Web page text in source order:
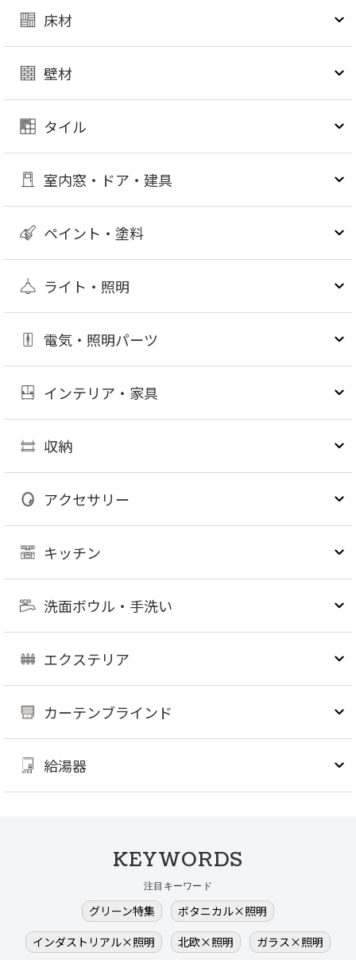
床材
壁材
タイル
室内窓・ドア・建具
ペイント・塗料
ライト・照明
電気・照明パーツ
インテリア・家具
収納
アクセサリー
キッチン
洗面ボウル・手洗い
エクステリア
カーテンブラインド
給湯器
KEYWORDS
注目キーワード
グリーン特集
ボタニカル×照明
インダストリアル×照明
北欧×照明
ガラス×照明